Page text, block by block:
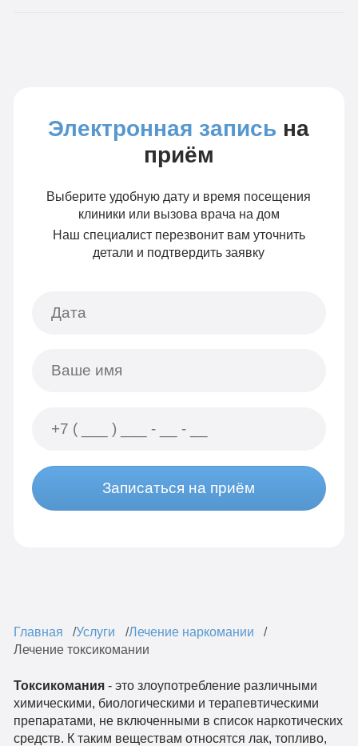
Электронная запись на
приём
Выберите удобную дату и время посещения
клиники или вызова врача на дом
Наш специалист перезвонит вам уточнить
детали и подтвердить заявку
Записаться на приём
Главная Услуги
Лечение наркомании
Лечение токсикомании
Токсикомания- это злоупотребление различными
химическими, биологическими и терапевтическими
препаратами, не включенными в список наркотических
средств. К таким веществам относятся лак, топливо,